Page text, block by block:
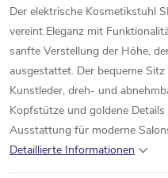
Der elektrische Kosmetikstuhl
vereint Eleganz mit
sanfte Verstellung der Höhe,
ausgestattet. Der bequeme Sitz
Kunstleder, dreh- und
Kopfstütze und goldene Details
Ausstattung für moderne
Detaillierte Informationen